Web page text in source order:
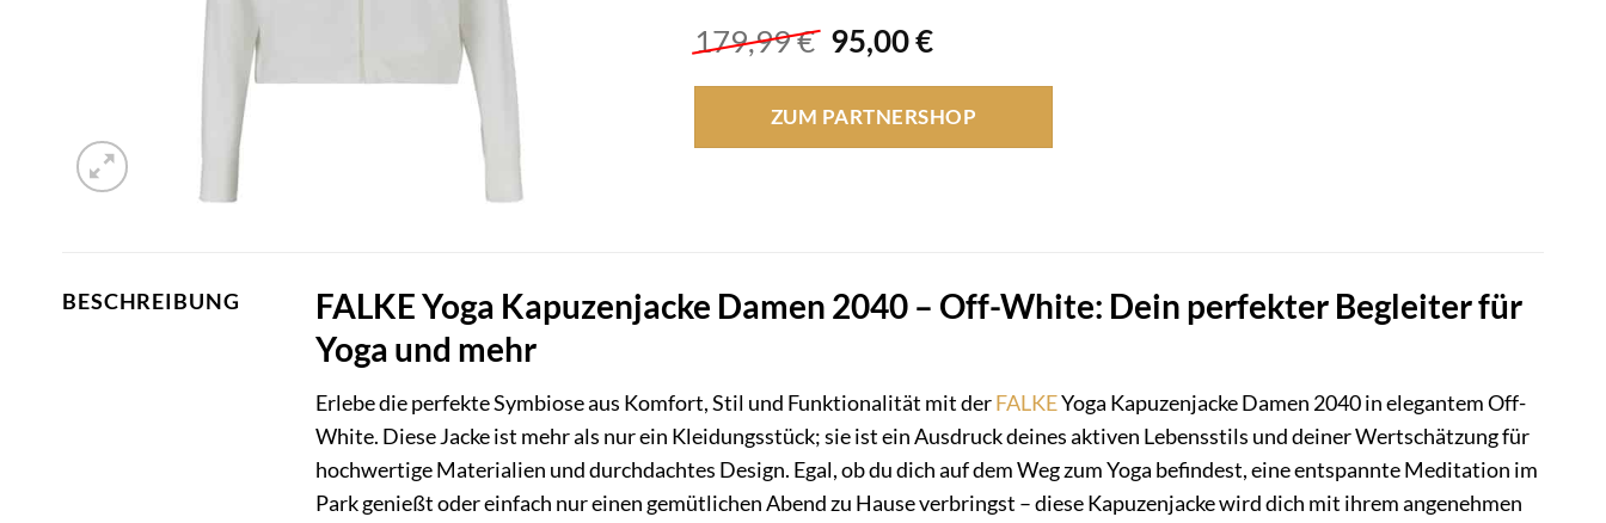
179,99€ Ursprünglicher
Preis
war:
179,99 €
95,00€Aktueller
ist:
95,00 €.
ZUM PARTNERSHOP
BESCHREIBUNG
FALKE Yoga Kapuzenjacke Damen 2040 – Off-White: Dein perfekter Begleiter für
Yoga und mehr
Erlebe die perfekte Symbiose aus Komfort, Stil und Funktionalität mit derFALKEYoga Kapuzenjacke Damen 2040 in elegantem Off-
White. Diese Jacke ist mehr als nur ein Kleidungsstück; sie ist ein Ausdruck deines aktiven Lebensstils und deiner Wertschätzung für
hochwertige Materialien und durchdachtes Design. Egal, ob du dich auf dem Weg zum Yoga befindest, eine entspannte Meditation im
Park genießt oder einfach nur einen gemütlichen Abend zu Hause verbringst – diese Kapuzenjacke wird dich mit ihrem angenehmen